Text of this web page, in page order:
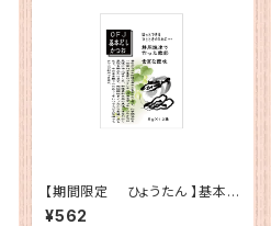
【期間限定 ひょうたん 】基本
だしかつお(5g×12)
¥562